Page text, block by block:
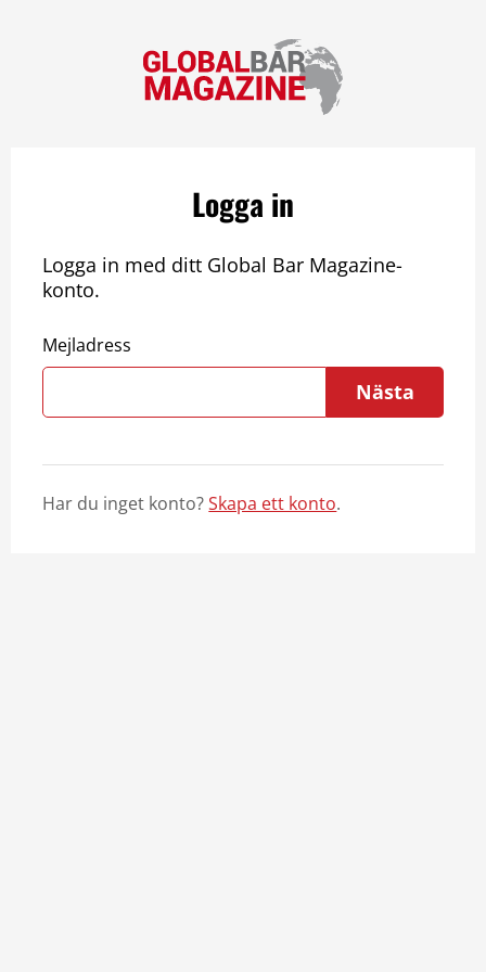
Logga in
Logga in med ditt Global Bar Magazine-
konto.
Mejladress
Nästa
Har du inget konto?Skapa ett konto.